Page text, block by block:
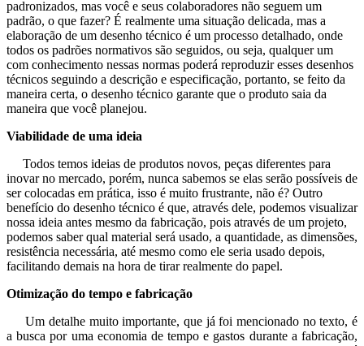
padronizados, mas você e seus colaboradores não seguem um
padrão, o que fazer? É realmente uma situação delicada, mas a
elaboração de um desenho técnico é um processo detalhado, onde
todos os padrões normativos são seguidos, ou seja, qualquer um
com conhecimento nessas normas poderá reproduzir esses desenhos
técnicos seguindo a descrição e especificação, portanto, se feito da
maneira certa, o desenho técnico garante que o produto saia da
maneira que você planejou.
Viabilidade de uma ideia
Todos temos ideias de produtos novos, peças diferentes para
inovar no mercado, porém, nunca sabemos se elas serão possíveis de
ser colocadas em prática, isso é muito frustrante, não é? Outro
benefício do desenho técnico é que, através dele, podemos visualizar
nossa ideia antes mesmo da fabricação, pois através de um projeto,
podemos saber qual material será usado, a quantidade, as dimensões,
resistência necessária, até mesmo como ele seria usado depois,
facilitando demais na hora de tirar realmente do papel.
Otimização do tempo e fabricação
Um detalhe muito importante, que já foi mencionado no texto, é
a busca por uma economia de tempo e gastos durante a fabricação,